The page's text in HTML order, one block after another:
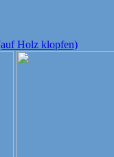
Holz klopfen)